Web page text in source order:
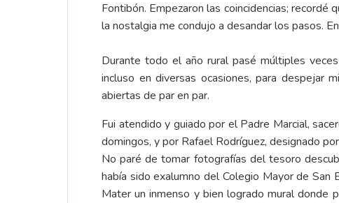
Fontibón. Empezaron las coincidencias;
la nostalgia me condujo a desandar los pasos.
Durante todo el año rural pasé múltiples
incluso en diversas ocasiones, para despejar
abiertas de par en par.
Fui atendido y guiado por el Padre Marcial,
domingos, y por Rafael Rodríguez, designado
No paré de tomar fotografías del tesoro
había sido exalumno del Colegio Mayor de
Mater un inmenso y bien logrado mural donde